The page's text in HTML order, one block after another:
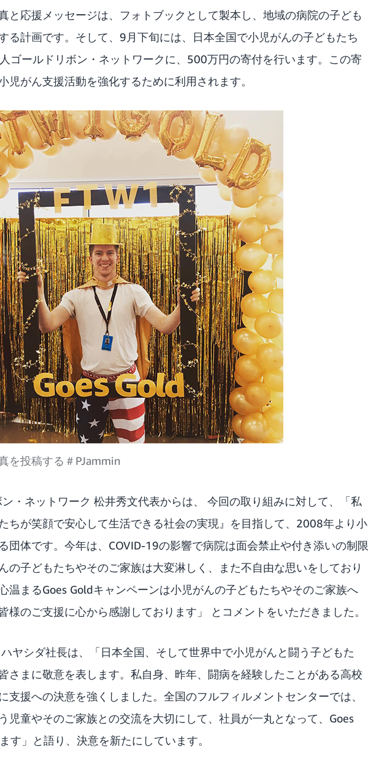
と応援メッセージは、フォトブックとして製本し、地域の病院の子ども
る計画です。そして、9月下旬には、日本全国で小児がんの子どもたち
ゴールドリボン・ネットワークに、500万円の寄付を行います。この寄
児がん支援活動を強化するために利用されます。
を投稿する＃PJammin
・ネットワーク 松井秀文代表からは、 今回の取り組みに対して、「私
ちが笑顔で安心して生活できる社会の実現』を目指して、2008年より小
団体です。今年は、COVID-19の影響で病院は面会禁止や付き添いの制限
の子どもたちやそのご家族は大変淋しく、また不自由な思いをしており
温まるGoes Goldキャンペーンは小児がんの子どもたちやそのご家族へ
様のご支援に心から感謝しております」 とコメントをいただきました。
ヤシダ社長は、「日本全国、そして世界中で小児がんと闘う子どもた
さまに敬意を表します。私自身、昨年、闘病を経験したことがある高校
支援への決意を強くしました。全国のフルフィルメントセンターでは、
児童やそのご家族との交流を大切にして、社員が一丸となって、Goes
す」と語り、決意を新たにしています。